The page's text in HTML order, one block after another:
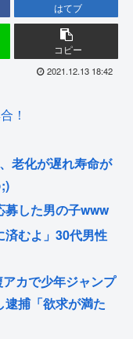
はてブ
コピー
2021.12.13 18:42
！
老化が遅れ寿命が
募した男の子www
済むよ」30代男性
カで少年ジャンプ
捕「欲求が満た